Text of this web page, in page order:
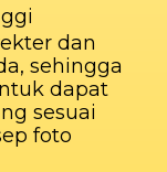
dan
sehingga
dapat
sesuai
foto